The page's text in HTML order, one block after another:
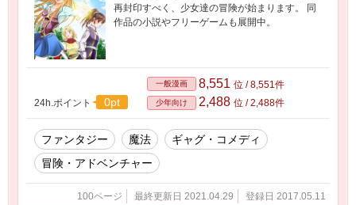
再封印すべく、少女達の冒険が始まります。 同
作品の小説やフリーゲームも展開中。
24h.ポイント 0pt
一般漫画 8,551 位 / 8,551件
少年向け 2,488 位 / 2,488件
ファンタジー 魔法
ギャグ・コメディ
冒険・アドベンチャー
100ページ 最終更新日 2021.04.29 登録日 2017.05.11